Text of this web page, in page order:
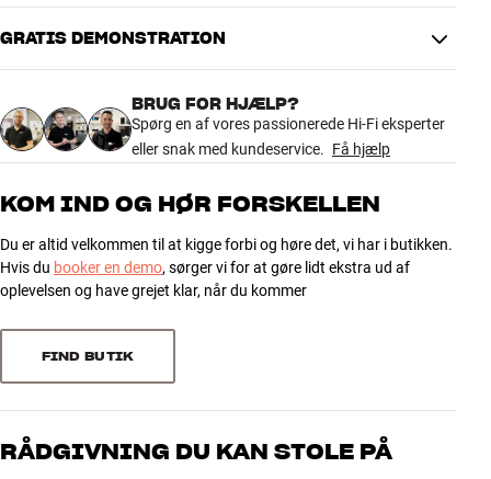
Mere fra Argon Audio
Kabellængde (m) 1
DIMENSIONER OG DESIGN
Farve
Hvid
Model / Variant
1 Meter
Vægt (kg)
0,04
Mål (emballage)
12 x 3 x 24 cm (bredde x højde x
GENERELLE EGENSKABER
Tilslutning : Toslink
Ledermateriale : Fiberoptik
Afskærmning :
Kabel længde : 1 / 2 / 3 / 5 / 10 meter
4.7
60 anmeldelser
3 2
2
Sorter efter
GRATIS DEMONSTRATION
BRUG FOR HJÆLP?
Spørg en af vores passionerede Hi-Fi eksperter
eller snak med kundeservice. Få hjælp
KOM IND OG HØR FORSKELLEN
Du er altid velkommen til at kigge forbi og høre det, vi har i butikken.
Hvis du booker en demo, sørger vi for at gøre lidt ekstra ud af
oplevelsen og have grejet klar, når du kommer
FIND BUTIK
RÅDGIVNING DU KAN STOLE PÅ